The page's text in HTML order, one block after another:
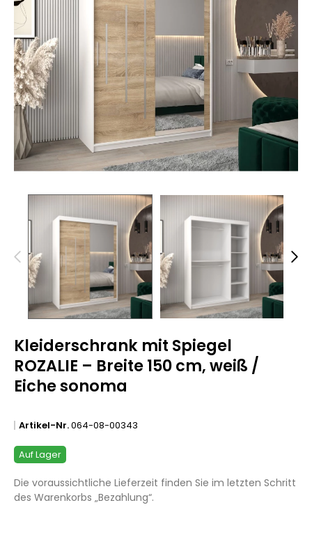
Kleiderschrank mit Spiegel
ROZALIE – Breite 150 cm, weiß /
Eiche sonoma
Artikel-Nr.064-08-00343
Auf Lager
Die voraussichtliche Lieferzeit finden Sie im letzten Schritt
des Warenkorbs „Bezahlung“.